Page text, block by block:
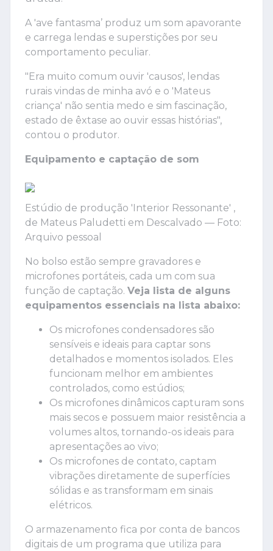
A 'ave fantasma’ produz um som apavorante
e carrega lendas e superstições por seu
comportamento peculiar.
"Era muito comum ouvir 'causos', lendas
rurais vindas de minha avó e o 'Mateus
criança' não sentia medo e sim fascinação,
estado de êxtase ao ouvir essas histórias",
contou o produtor.
Equipamento e captação de som
Estúdio de produção 'Interior Ressonante' ,
de Mateus Paludetti em Descalvado — Foto:
Arquivo pessoal
No bolso estão sempre gravadores e
microfones portáteis, cada um com sua
função de captação. Veja lista de alguns
equipamentos essenciais na lista abaixo:
Os microfones condensadores são
sensíveis e ideais para captar sons
detalhados e momentos isolados. Eles
funcionam melhor em ambientes
controlados, como estúdios;
Os microfones dinâmicos capturam sons
mais secos e possuem maior resistência a
volumes altos, tornando-os ideais para
apresentações ao vivo;
Os microfones de contato, captam
vibrações diretamente de superfícies
sólidas e as transformam em sinais
elétricos.
O armazenamento fica por conta de bancos
digitais de um programa que utiliza para